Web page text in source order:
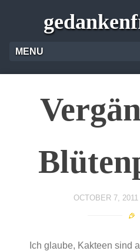
MENU
OCTOBER 7, 2011
Ich glaube, Kakteen sind